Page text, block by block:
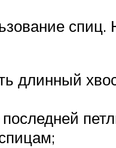
спиц.
длинный